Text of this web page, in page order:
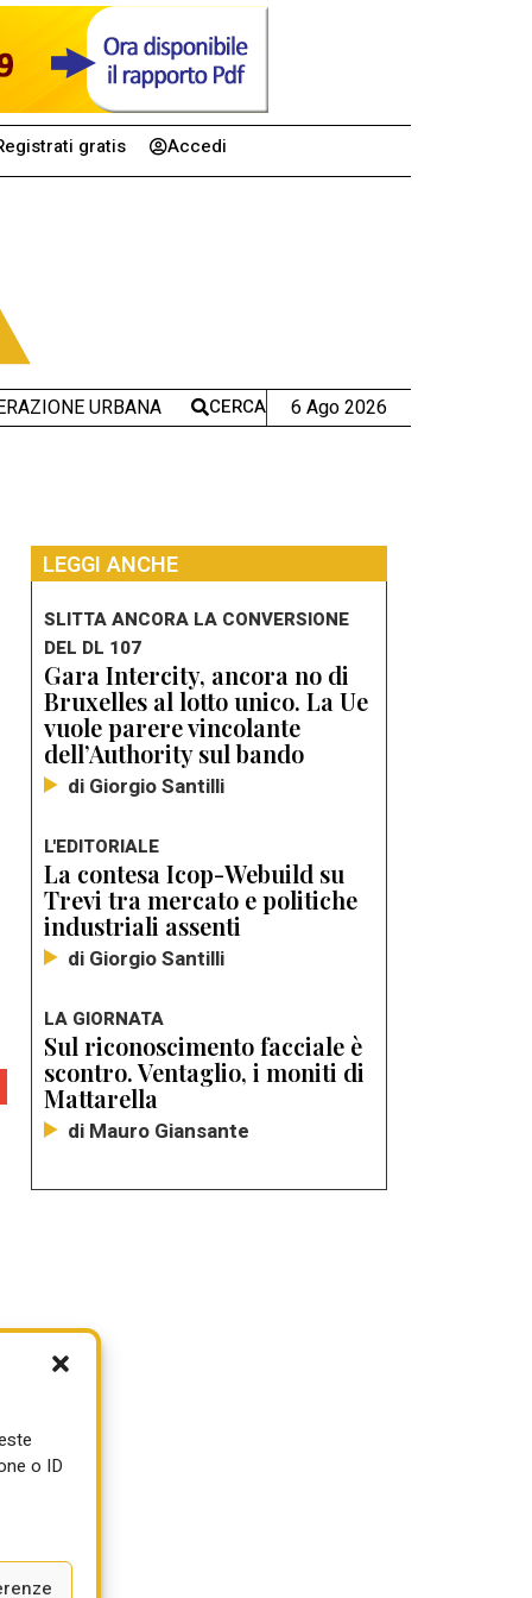
o ID
gratis Accedi
URBANA CERCA 6 Ago 2026
LEGGI ANCHE
SLITTA ANCORA LA CONVERSIONE
DEL DL 107
Gara Intercity, ancora no di
Bruxelles al lotto unico. La Ue
vuole parere vincolante
dell’Authority sul bando
di Giorgio Santilli
L'EDITORIALE
La contesa Icop-Webuild su
Trevi tra mercato e politiche
industriali assenti
di Giorgio Santilli
LA GIORNATA
Sul riconoscimento facciale è
scontro. Ventaglio, i moniti di
Mattarella
di Mauro Giansante